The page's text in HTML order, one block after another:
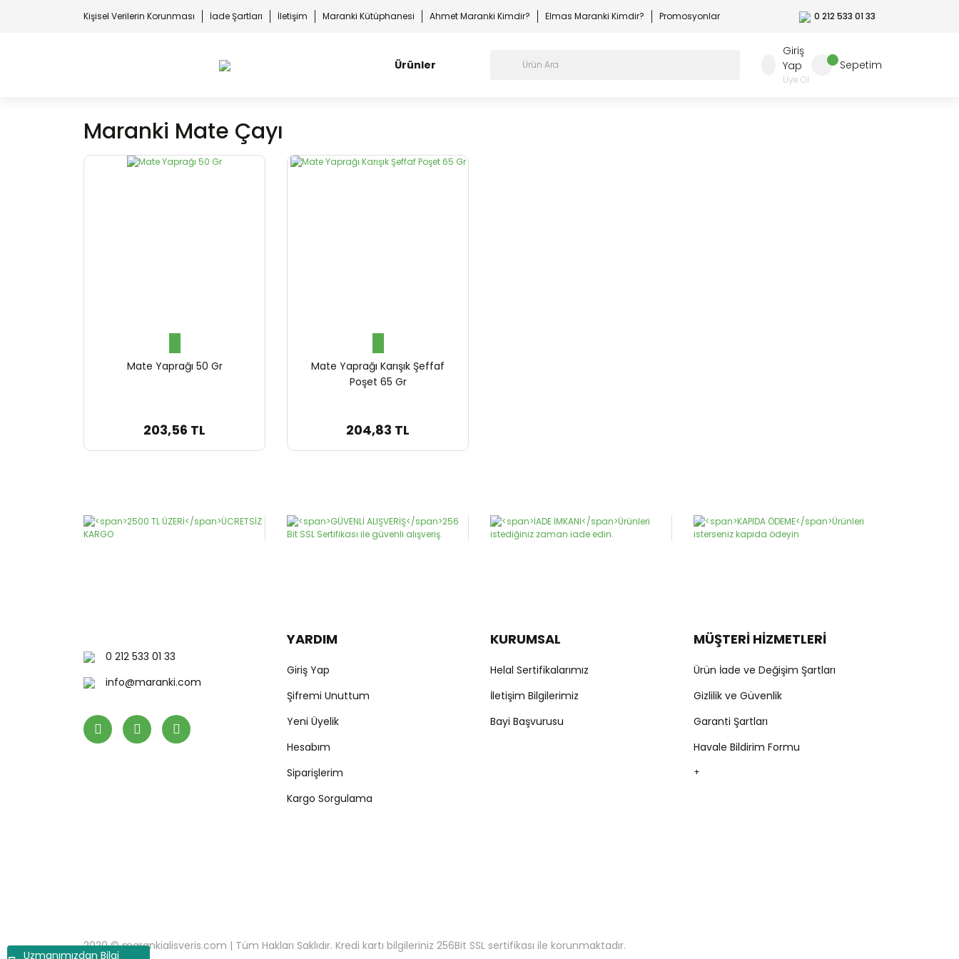
Uzmanımızdan Bilgi
Kişisel Verilerin Korunması İade Şartları İletişim Maranki Kütüphanesi Ahmet Maranki Kimdir? Elmas Maranki Kimdir? Promosyonlar 0 212 533 01 33
Ürünler
Giriş
Yap
Üye Ol
Sepetim
Maranki Mate Çayı
Mate Yaprağı 50 Gr
203,56 TL
Mate Yaprağı Karışık Şeffaf
Poşet 65 Gr
204,83 TL
0 212 533 01 33
info@maranki.com
YARDIM
Giriş Yap
Şifremi Unuttum
Yeni Üyelik
Hesabım
Siparişlerim
Kargo Sorgulama
KURUMSAL
Helal Sertifikalarımız
İletişim Bilgilerimiz
Bayi Başvurusu
MÜŞTERİ HİZMETLERİ
Ürün İade ve Değişim Şartları
Gizlilik ve Güvenlik
Garanti Şartları
Havale Bildirim Formu
+
2020 © marankialisveris.com | Tüm Hakları Saklıdır. Kredi kartı bilgileriniz 256Bit SSL sertifikası ile korunmaktadır.